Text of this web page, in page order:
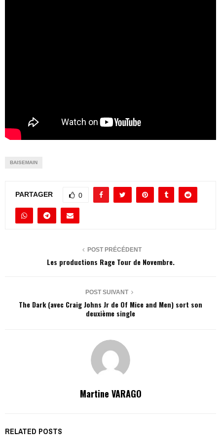
BAISEMAIN
PARTAGER 0
POST PRÉCÉDENT
Les productions Rage Tour de Novembre.
POST SUIVANT
The Dark (avec Craig Johns Jr de Of Mice and Men) sort son
deuxième single
Martine VARAGO
RELATED POSTS